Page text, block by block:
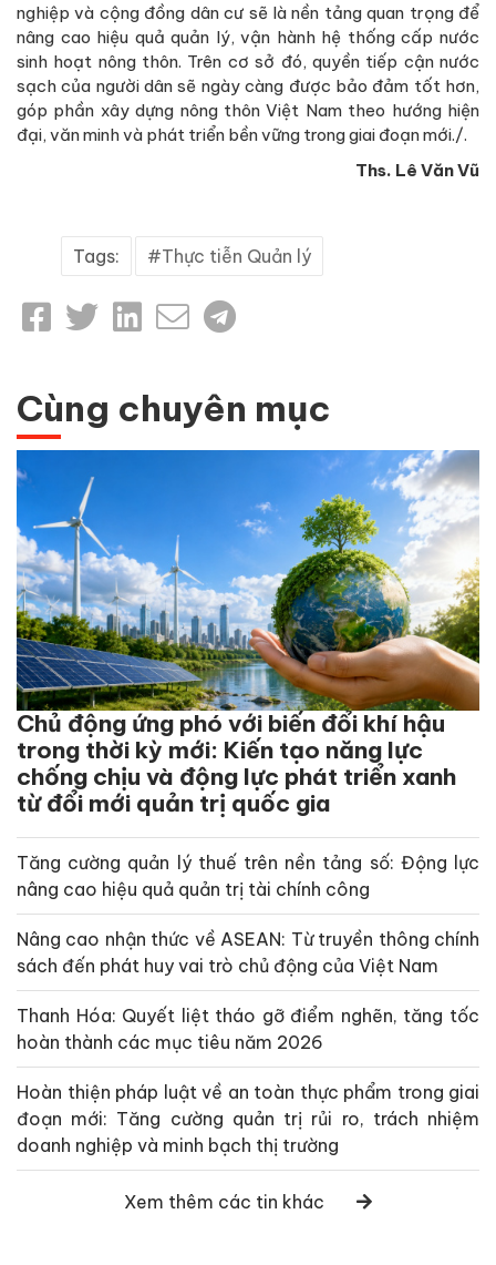
nghiệp và cộng đồng dân cư sẽ là nền tảng quan trọng để
nâng cao hiệu quả quản lý, vận hành hệ thống cấp nước
sinh hoạt nông thôn. Trên cơ sở đó, quyền tiếp cận nước
sạch của người dân sẽ ngày càng được bảo đảm tốt hơn,
góp phần xây dựng nông thôn Việt Nam theo hướng hiện
đại, văn minh và phát triển bền vững trong giai đoạn mới./.
Ths. Lê Văn Vũ
Tags: Thực tiễn Quản lý
Cùng chuyên mục
Chủ động ứng phó với biến đổi khí hậu
trong thời kỳ mới: Kiến tạo năng lực
chống chịu và động lực phát triển xanh
từ đổi mới quản trị quốc gia
Tăng cường quản lý thuế trên nền tảng số: Động lực
nâng cao hiệu quả quản trị tài chính công
Nâng cao nhận thức về ASEAN: Từ truyền thông chính
sách đến phát huy vai trò chủ động của Việt Nam
Thanh Hóa: Quyết liệt tháo gỡ điểm nghẽn, tăng tốc
hoàn thành các mục tiêu năm 2026
Hoàn thiện pháp luật về an toàn thực phẩm trong giai
đoạn mới: Tăng cường quản trị rủi ro, trách nhiệm
doanh nghiệp và minh bạch thị trường
Xem thêm các tin khác